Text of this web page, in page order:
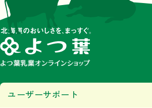
ユーザーサポート